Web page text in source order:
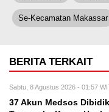
Se-Kecamatan Makassar
BERITA TERKAIT
Sabtu, 8 Agustus 2026 - 01:57
37 Akun Medsos